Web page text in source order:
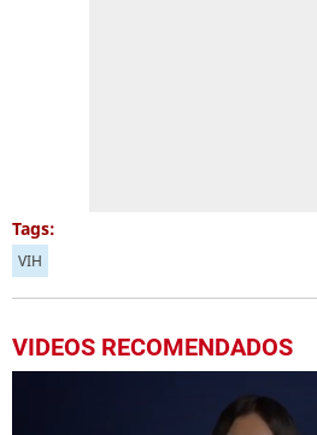
Tags:
VIH
VIDEOS RECOMENDADOS